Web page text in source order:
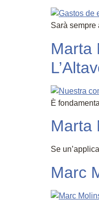
Sarà sempre
Marta
È
Marta
Se
Marc